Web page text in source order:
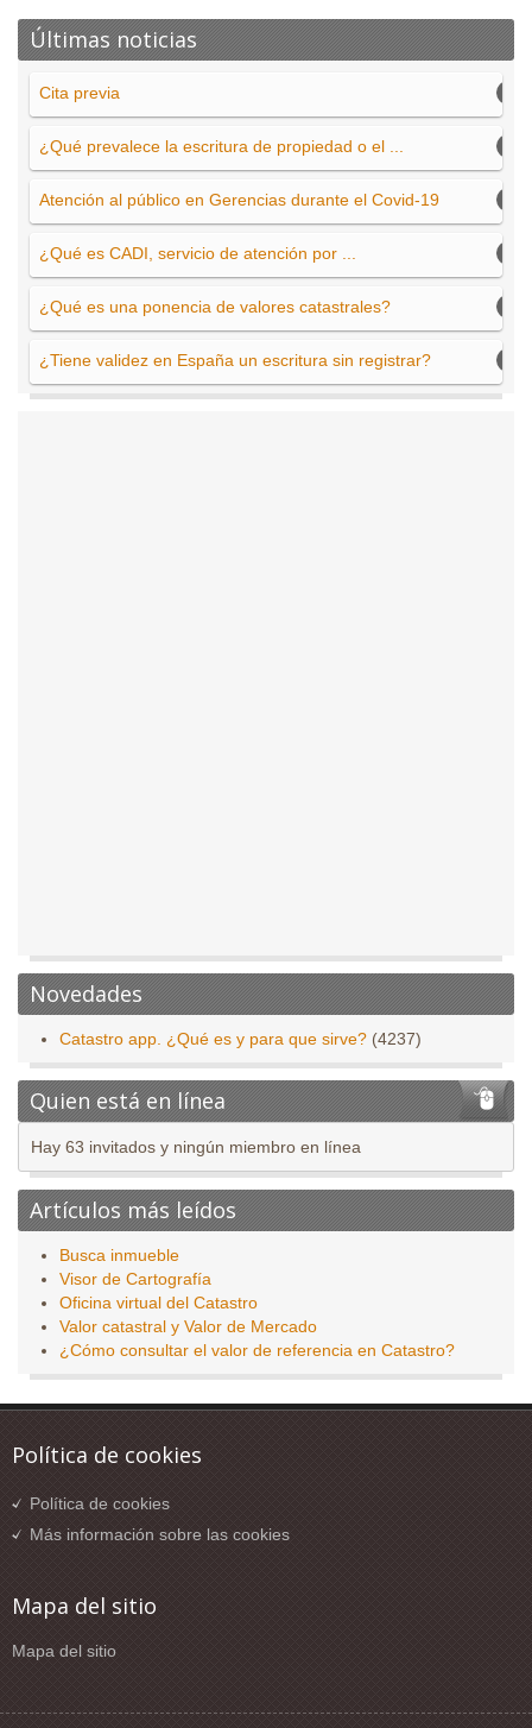
Últimas noticias
Cita previa
¿Qué prevalece la escritura de propiedad o el ...
Atención al público en Gerencias durante el Covid-19
¿Qué es CADI, servicio de atención por ...
¿Qué es una ponencia de valores catastrales?
¿Tiene validez en España un escritura sin registrar?
Novedades
Catastro app. ¿Qué es y para que sirve? (4237)
Quien está en línea
Hay 63 invitados y ningún miembro en línea
Artículos más leídos
Busca inmueble
Visor de Cartografía
Oficina virtual del Catastro
Valor catastral y Valor de Mercado
¿Cómo consultar el valor de referencia en Catastro?
Política de cookies
Política de cookies
Más información sobre las cookies
Mapa del sitio
Mapa del sitio